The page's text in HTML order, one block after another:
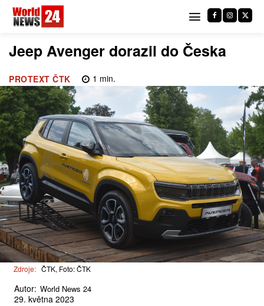
Jeep Avenger dorazil do Česka
PROTEXT ČTK 1 min.
Zdroje: ČTK, Foto: ČTK
Autor: World News 24
29. května 2023